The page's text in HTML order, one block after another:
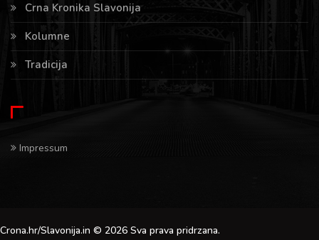
Crna Kronika Slavonija
Kolumne
Tradicija
Impressum
Crona.hr/Slavonija.in © 2026 Sva prava pridrzana.